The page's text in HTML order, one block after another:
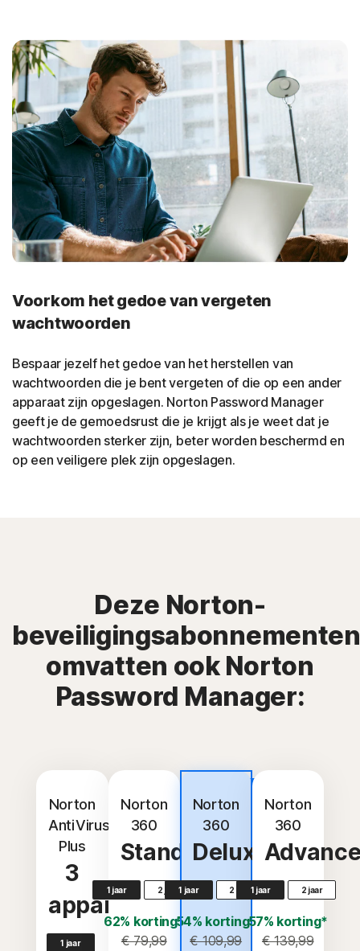
Voorkom het gedoe van vergeten
wachtwoorden
Bespaar jezelf het gedoe van het herstellen van
wachtwoorden die je bent vergeten of die op een ander
apparaat zijn opgeslagen. Norton Password Manager
geeft je de gemoedsrust die je krijgt als je weet dat je
wachtwoorden sterker zijn, beter worden beschermd en
op een veiligere plek zijn opgeslagen.
Deze Norton-
beveiligingsabonnementen
omvatten ook Norton
Password Manager:
Norton
AntiVirus
Plus
3
apparaten
1 jaar
Norton
360
Standard
1 jaar 2 jaar
62% korting*
€ 79,99
aanbieding
Norton
360
Deluxe
1 jaar 2 jaar
54% korting*
€ 109,99
Norton
360
1 jaar 2 jaar
57% korting*
€ 139,99